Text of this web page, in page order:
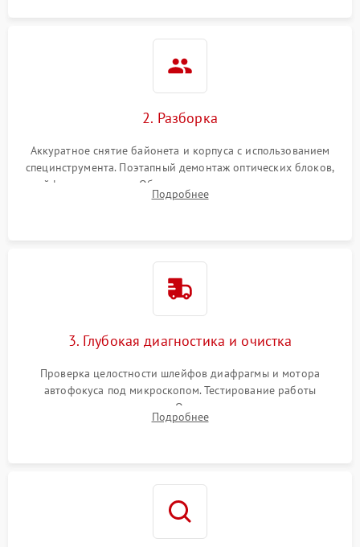
2. Разборка
Аккуратное снятие байонета и корпуса с использованием
специнструмента. Поэтапный демонтаж оптических блоков,
шлейфов и приводов. Обязательная маркировка положения
линзовых групп для сохранения заводской центровки при
Подробнее
3. Глубокая диагностика и очистка
Проверка целостности шлейфов диафрагмы и мотора
автофокуса под микроскопом. Тестирование работы
электромагнитного привода. Очистка оптических элементов
от пыли, следов влаги и грибка спецрастворами без
Подробнее